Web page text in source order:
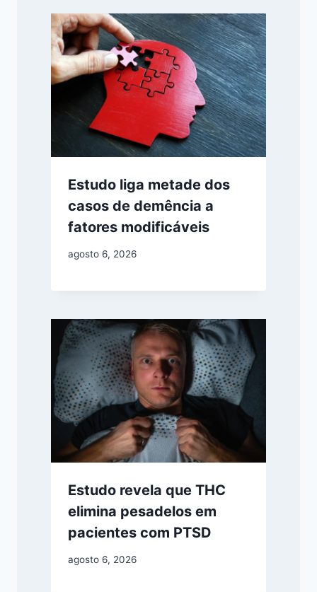
Estudo liga metade dos
casos de demência a
fatores modificáveis
agosto 6, 2026
Estudo revela que THC
elimina pesadelos em
pacientes com PTSD
agosto 6, 2026